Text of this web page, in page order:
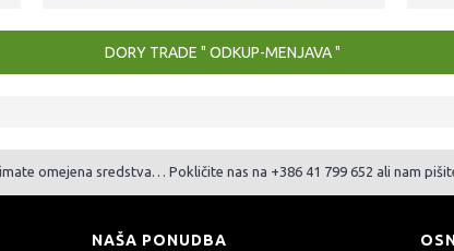
DORY TRADE " ODKUP-MENJAVA "
omejena sredstva… Pokličite nas na +386 41 799 652 ali nam
NAŠA PONUDBA